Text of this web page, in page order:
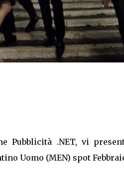
Pubblicità .NET, vi
Uomo (MEN) spot